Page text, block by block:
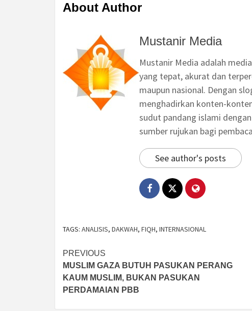
About Author
Mustanir Media
Mustanir Media adalah
yang tepat, akurat dan
maupun nasional. Dengan
menghadirkan konten-
sudut pandang islami
sumber rujukan bagi
See author's posts
TAGS: ANALISIS, DAKWAH, FIQH, INTERNASIONAL
Post
navigation
PREVIOUS
MUSLIM GAZA BUTUH PASUKAN PERANG
KAUM MUSLIM, BUKAN PASUKAN
PERDAMAIAN PBB